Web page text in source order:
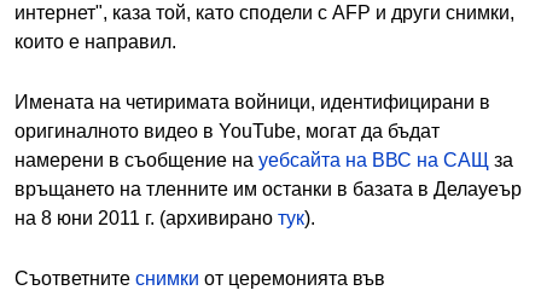
интернет", каза той, като сподели с AFP и други снимки,
които е направил.
Имената на четиримата войници, идентифицирани в
оригиналното видео в YouTube, могат да бъдат
намерени в съобщение на уебсайта на ВВС на САЩ
за
връщането на тленните им останки в базата в Делауеър
на 8 юни 2011 г. (архивирано тук).
Съответните снимки от церемонията във